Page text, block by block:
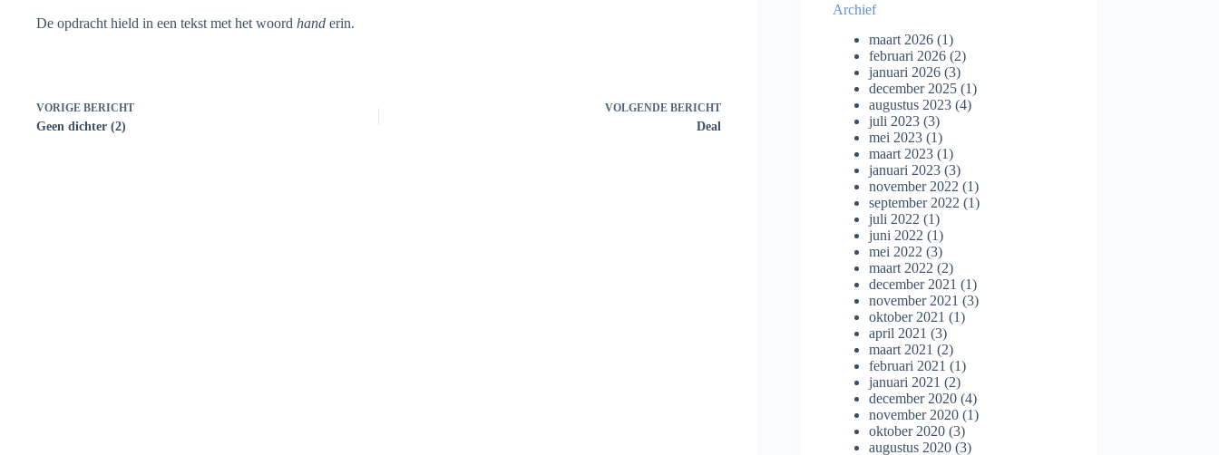
De opdracht hield in een tekst met het woord hand erin.
VORIGE BERICHT
Geen dichter (2)
VOLGENDE BERICHT
Deal
Archief
maart 2026 (1)
februari 2026 (2)
januari 2026 (3)
december 2025 (1)
augustus 2023 (4)
juli 2023 (3)
mei 2023 (1)
maart 2023 (1)
januari 2023 (3)
november 2022 (1)
september 2022 (1)
juli 2022 (1)
juni 2022 (1)
mei 2022 (3)
maart 2022 (2)
december 2021 (1)
november 2021 (3)
oktober 2021 (1)
april 2021 (3)
maart 2021 (2)
februari 2021 (1)
januari 2021 (2)
december 2020 (4)
november 2020 (1)
oktober 2020 (3)
augustus 2020 (3)